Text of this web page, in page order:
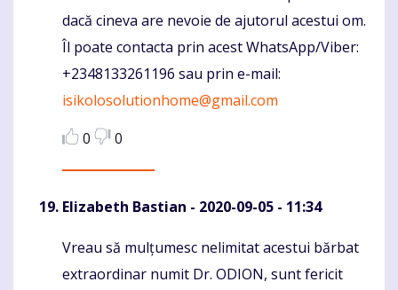
dacă cineva are nevoie de ajutorul acestui om.
Îl poate contacta prin acest WhatsApp/Viber:
+2348133261196 sau prin e-mail:
isikolosolutionhome@gmail.com
0
0
Elizabeth Bastian - 2020-09-05 - 11:34
Komentaras
Vreau să mulțumesc nelimitat acestui bărbat
extraordinar numit Dr. ODION, sunt fericit